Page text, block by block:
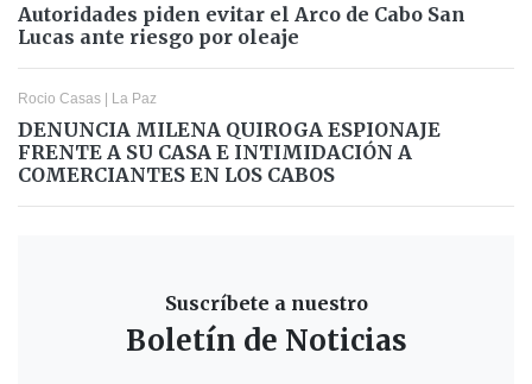
Autoridades piden evitar el Arco de Cabo San
Lucas ante riesgo por oleaje
Rocio Casas | La Paz
DENUNCIA MILENA QUIROGA ESPIONAJE
FRENTE A SU CASA E INTIMIDACIÓN A
COMERCIANTES EN LOS CABOS
Suscríbete a nuestro
Boletín de Noticias